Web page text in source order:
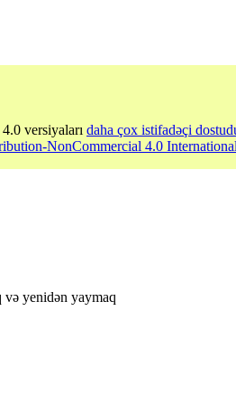
versiyaları daha çox istifadəçi
NonCommercial 4.0 International
və yenidən yaymaq